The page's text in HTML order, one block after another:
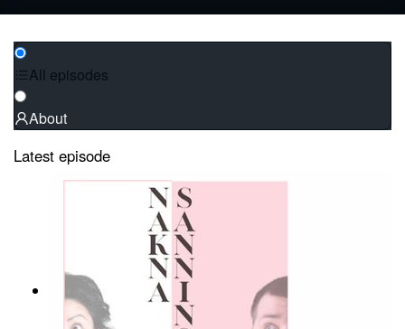
All episodes
About
Latest episode